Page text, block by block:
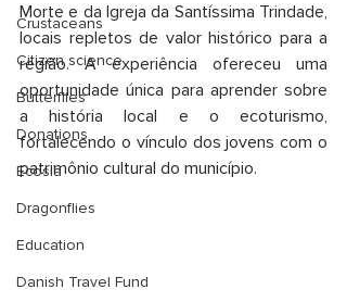
Crustaceans
Citizen science
Butterflies
Donations
Ecosia
Dragonflies
Education
Danish Travel Fund
Morte e da Igreja da Santíssima Trindade,
locais repletos de valor histórico para a
região. A experiência ofereceu uma
oportunidade única para aprender sobre
a história local e o ecoturismo,
fortalecendo o vínculo dos jovens com o
patrimônio cultural do município.